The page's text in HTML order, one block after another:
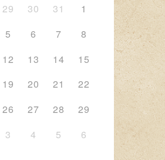
29 30 31
1
5 6 7
8
12 13 14
15
19 20 21
22
26 27 28
29
3 4 5 6